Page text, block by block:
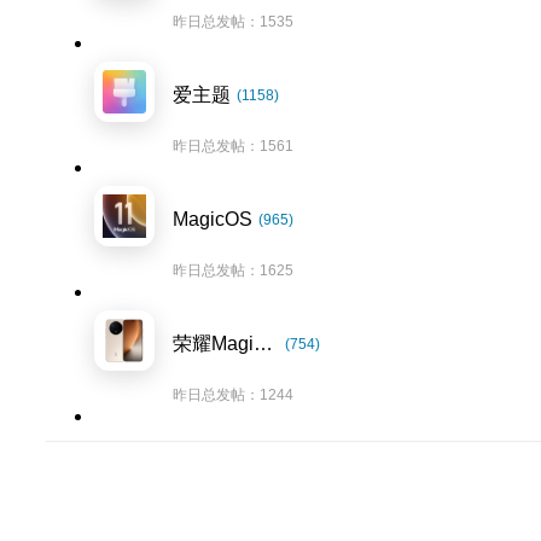
昨日总发帖：1535
爱主题 (1158)
昨日总发帖：1561
MagicOS (965)
昨日总发帖：1625
荣耀Magic8系列 (754)
昨日总发帖：1244